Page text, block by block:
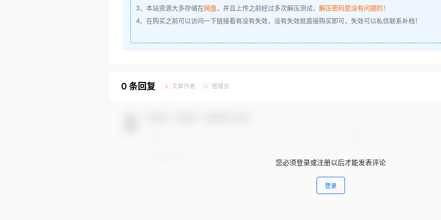
3、本站资源大多存储在网盘，并且上传之前经过多次解压测试， 解压密码是没有问题的！
4、在购买之前可以访问一下链接看有没有失效，没有失效就直接购买即可，失效可以私信联系补档！
0 条回复 A 文章作者 M 管理员
您必须登录或注册以后才能发表评论
登录